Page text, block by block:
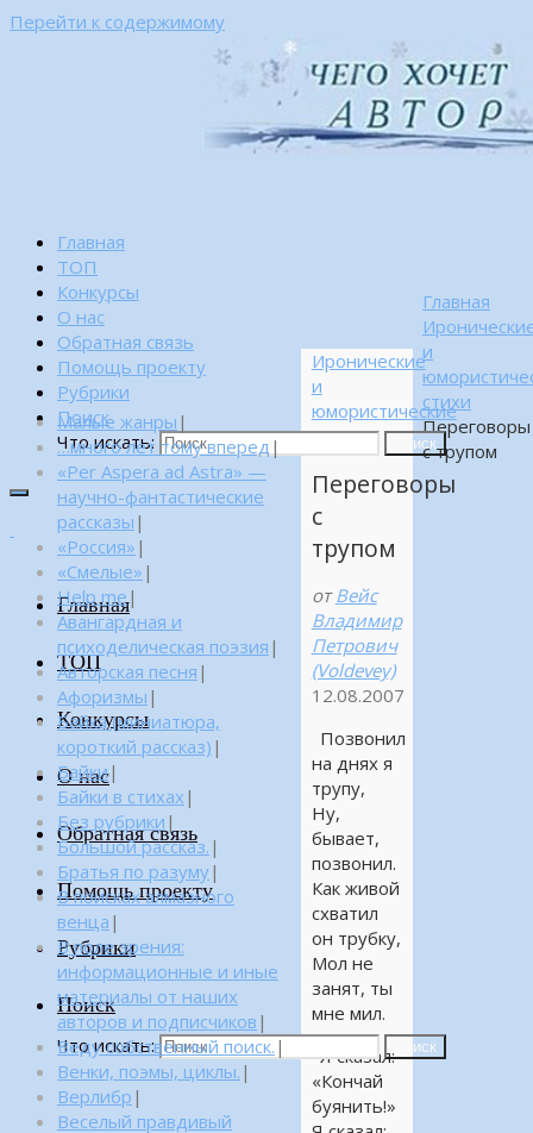
Перейти к содержимому
Главная
ТОП
Конкурсы
О нас
Обратная связь
Помощь проекту
Рубрики
Поиск
Что искать:
Поиск
Главная
ТОП
Конкурсы
О нас
Обратная связь
Помощь проекту
Рубрики
Поиск
Что искать: Поиск
Главная
и
стихи
Переговоры
с трупом
Иронические
и
юмористические
стихи
Переговоры
с
трупом
от Вейс
Владимир
Петрович
(Voldevey)
12.08.2007
Позвонил
на днях я
трупу,
Ну,
бывает,
позвонил.
Как живой
схватил
он трубку,
Мол не
занят, ты
мне мил.
Я сказал:
«Кончай
буянить!»
Малые жанры |
…много лет тому вперед |
«Per Aspera ad Astra» —
научно-фантастические
рассказы |
«Россия» |
«Смелые» |
Help me|
Авангардная и
психоделическая поэзия |
Авторская песня |
Афоризмы |
Байка (миниатюра,
короткий рассказ) |
Байки|
Байки в стихах |
Без рубрики |
Большой рассказ. |
Братья по разуму|
В поисках алмазного
венца |
В поле зрения:
информационные и иные
материалы от наших
авторов и подписчиков |
Веду собственный поиск. |
Венки, поэмы, циклы. |
Верлибр |
Веселый правдивый